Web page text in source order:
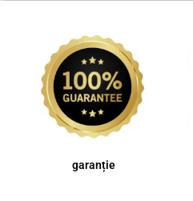
garanție